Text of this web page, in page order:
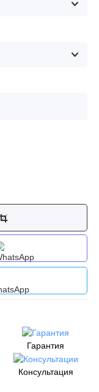
Гарантия
Консультация